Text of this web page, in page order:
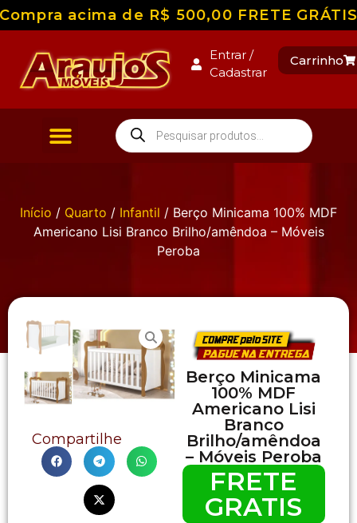
acima de R$ 500,00 FRETE
Entrar /
Cadastrar
Carrinho
Início / Quarto / Infantil / Berço Minicama 100% MDF
Americano Lisi Branco Brilho/amêndoa – Móveis
Peroba
Compartilhe
Berço Minicama
100% MDF
Americano Lisi
Branco
Brilho/amêndoa
– Móveis Peroba
FRETE
GRATIS